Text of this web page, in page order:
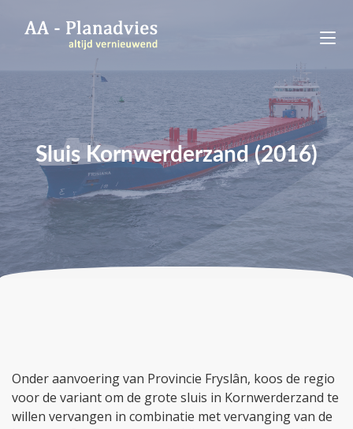
Sluis Kornwerderzand (2016)
Onder aanvoering van Provincie Fryslân, koos de regio
voor de variant om de grote sluis in Kornwerderzand te
willen vervangen in combinatie met vervanging van de